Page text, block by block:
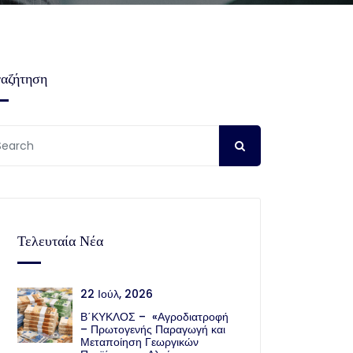
Τελευταία Νέα
22 Ιούλ, 2026
Β΄ΚΥΚΛΟΣ – «Αγροδιατροφή
– Πρωτογενής Παραγωγή και
Μεταποίηση Γεωργικών